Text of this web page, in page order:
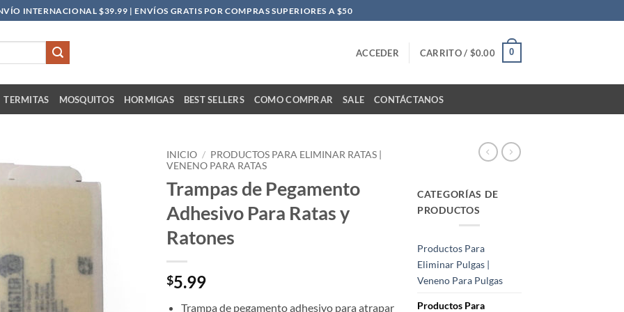
INTERNACIONAL $39.99 | ENVÍOS GRATIS POR COMPRAS SUPERIORES A $50
ACCEDER CARRITO / $0.00 0
TERMITAS MOSQUITOS HORMIGAS BEST SELLERS COMO COMPRAR SALE CONTÁCTANOS
INICIO / PRODUCTOS PARA ELIMINAR RATAS |
VENENO PARA RATAS
Trampas de Pegamento
Adhesivo Para Ratas y
Ratones
$5.99
Trampa de pegamento adhesivo para atrapar
CATEGORÍAS DE
PRODUCTOS
Productos Para
Eliminar Pulgas |
Veneno Para Pulgas
Productos Para